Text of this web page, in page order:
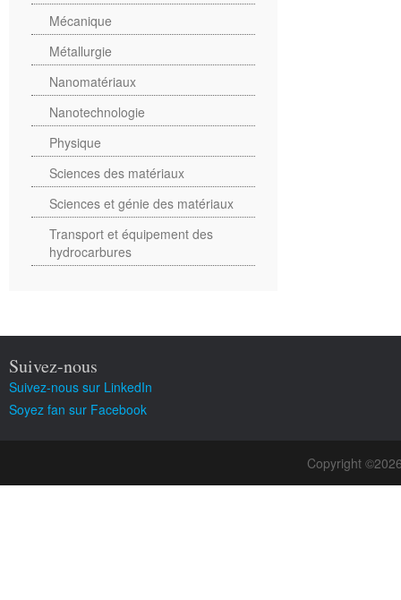
Mécanique
Métallurgie
Nanomatériaux
Nanotechnologie
Physique
Sciences des matériaux
Sciences et génie des matériaux
Transport et équipement des
hydrocarbures
Suivez-nous
Suivez-nous sur LinkedIn
Soyez fan sur Facebook
Copyright